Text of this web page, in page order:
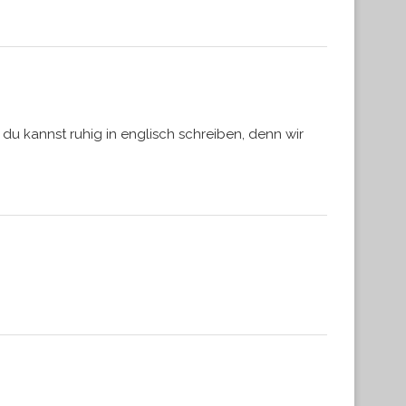
kannst ruhig in englisch schreiben, denn wir